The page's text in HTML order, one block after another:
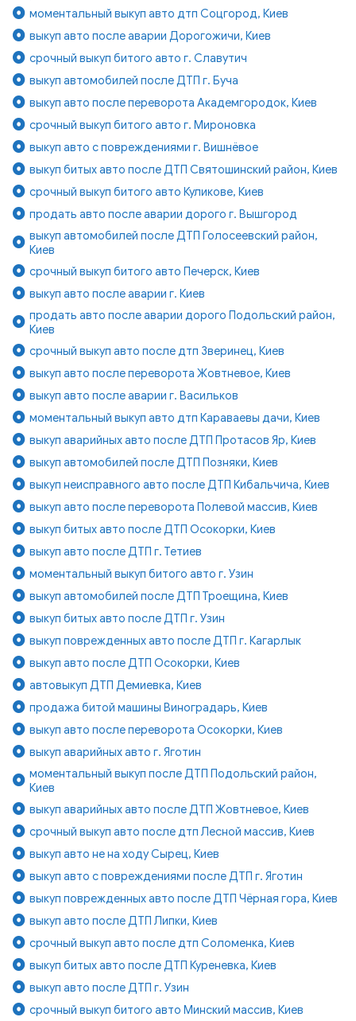
моментальный выкуп авто дтп Соцгород, Киев
выкуп авто после аварии Дорогожичи, Киев
срочный выкуп битого авто г. Славутич
выкуп автомобилей после ДТП г. Буча
выкуп авто после переворота Академгородок, Киев
срочный выкуп битого авто г. Мироновка
выкуп авто с повреждениями г. Вишнёвое
выкуп битых авто после ДТП Святошинский район, Киев
срочный выкуп битого авто Куликове, Киев
продать авто после аварии дорого г. Вышгород
выкуп автомобилей после ДТП Голосеевский район,
Киев
срочный выкуп битого авто Печерск, Киев
выкуп авто после аварии г. Киев
продать авто после аварии дорого Подольский район,
Киев
срочный выкуп авто после дтп Зверинец, Киев
выкуп авто после переворота Жовтневое, Киев
выкуп авто после аварии г. Васильков
моментальный выкуп авто дтп Караваевы дачи, Киев
выкуп аварийных авто после ДТП Протасов Яр, Киев
выкуп автомобилей после ДТП Позняки, Киев
выкуп неисправного авто после ДТП Кибальчича, Киев
выкуп авто после переворота Полевой массив, Киев
выкуп битых авто после ДТП Осокорки, Киев
выкуп авто после ДТП г. Тетиев
моментальный выкуп битого авто г. Узин
выкуп автомобилей после ДТП Троещина, Киев
выкуп битых авто после ДТП г. Узин
выкуп поврежденных авто после ДТП г. Кагарлык
выкуп авто после ДТП Осокорки, Киев
автовыкуп ДТП Демиевка, Киев
продажа битой машины Виноградарь, Киев
выкуп авто после переворота Осокорки, Киев
выкуп аварийных авто г. Яготин
моментальный выкуп после ДТП Подольский район,
Киев
выкуп аварийных авто после ДТП Жовтневое, Киев
срочный выкуп авто после дтп Лесной массив, Киев
выкуп авто не на ходу Сырец, Киев
выкуп авто с повреждениями после ДТП г. Яготин
выкуп поврежденных авто после ДТП Чёрная гора, Киев
выкуп авто после ДТП Липки, Киев
срочный выкуп авто после дтп Соломенка, Киев
выкуп битых авто после ДТП Куреневка, Киев
выкуп авто после ДТП г. Узин
срочный выкуп битого авто Минский массив, Киев